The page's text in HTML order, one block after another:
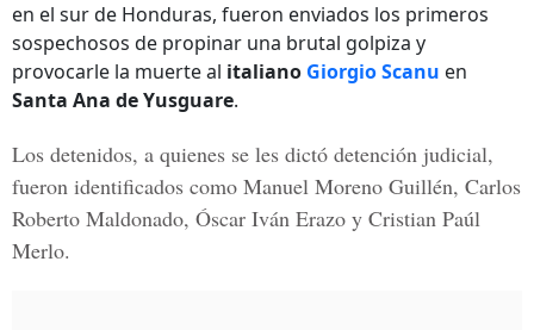
en el sur de Honduras, fueron enviados los primeros
sospechosos de propinar una brutal golpiza y
provocarle la muerte al italiano Giorgio Scanu en
Santa Ana de Yusguare.
Los detenidos, a quienes se les dictó detención judicial,
fueron identificados como Manuel Moreno Guillén, Carlos
Roberto Maldonado, Óscar Iván Erazo y Cristian Paúl
Merlo.